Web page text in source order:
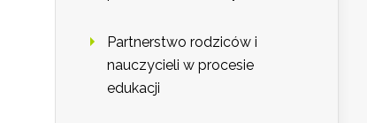
Partnerstwo rodziców i
nauczycieli w procesie
edukacji